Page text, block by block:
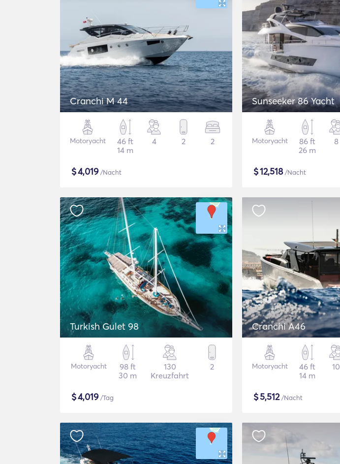
Cranchi M 44
Motoryacht
46 ft
14 m
4 2 2
$4,019/Nacht
Sunseeker 86 Yacht
Motoryacht
86 ft
26 m
8
$12,518/Nacht
Turkish Gulet 98
Motoryacht
98 ft
30 m
130
Kreuzfahrt
2
$4,019/Tag
Cranchi A46
Motoryacht
46 ft
14 m
10
$5,512/Nacht